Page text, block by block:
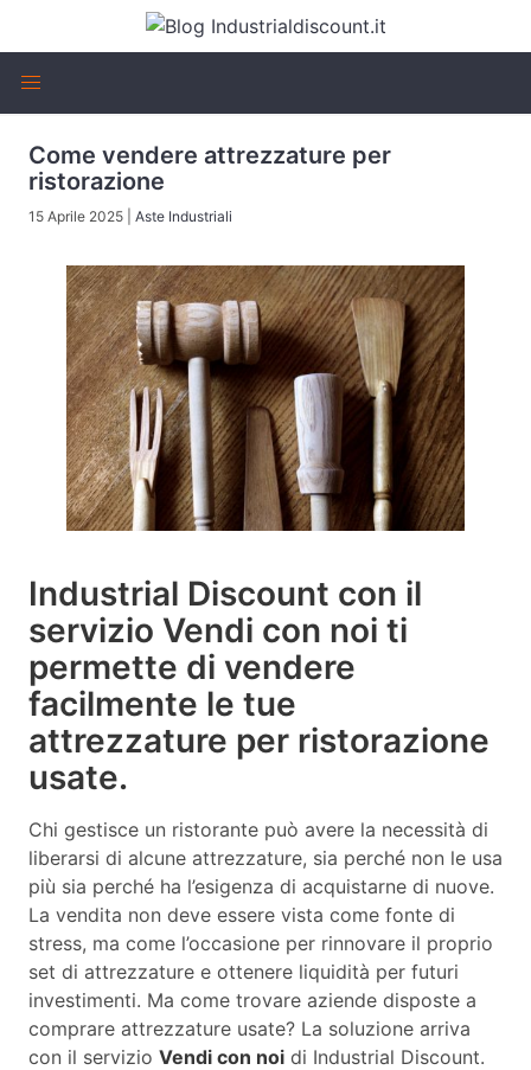
Come vendere attrezzature per
ristorazione
15 Aprile 2025 Aste Industriali
Industrial Discount con il
servizio Vendi con noi ti
permette di vendere
facilmente le tue
attrezzature per ristorazione
usate.
Chi gestisce un ristorante può avere la necessità di
liberarsi di alcune attrezzature, sia perché non le usa
più sia perché ha l’esigenza di acquistarne di nuove.
La vendita non deve essere vista come fonte di
stress, ma come l’occasione per rinnovare il proprio
set di attrezzature e ottenere liquidità per futuri
investimenti. Ma come trovare aziende disposte a
comprare attrezzature usate? La soluzione arriva
con il servizio Vendi con noi di Industrial Discount.